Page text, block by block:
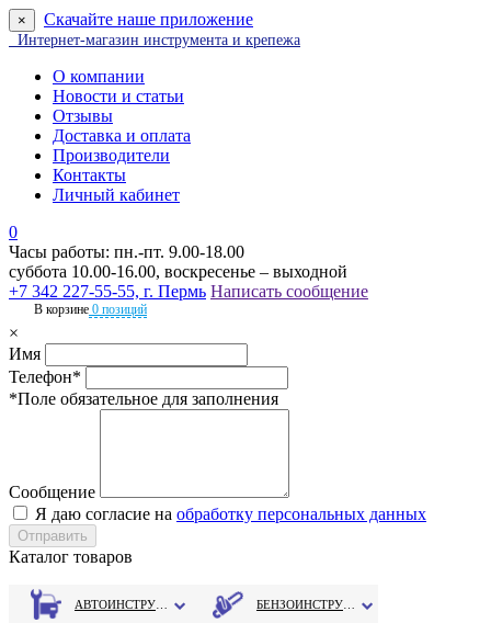
× Скачайте наше приложение
Интернет-магазин инструмента и крепежа
О компании
Новости и статьи
Отзывы
Доставка и оплата
Производители
Контакты
Личный кабинет
0
Часы работы: пн.-пт. 9.00-18.00
суббота 10.00-16.00, воскресенье – выходной
+7 342 227-55-55, г. Пермь Написать сообщение
В корзине 0 позиций
×
Имя
Телефон*
*Поле обязательное для заполнения
Сообщение
Я даю согласие на обработку персональных данных
Каталог товаров